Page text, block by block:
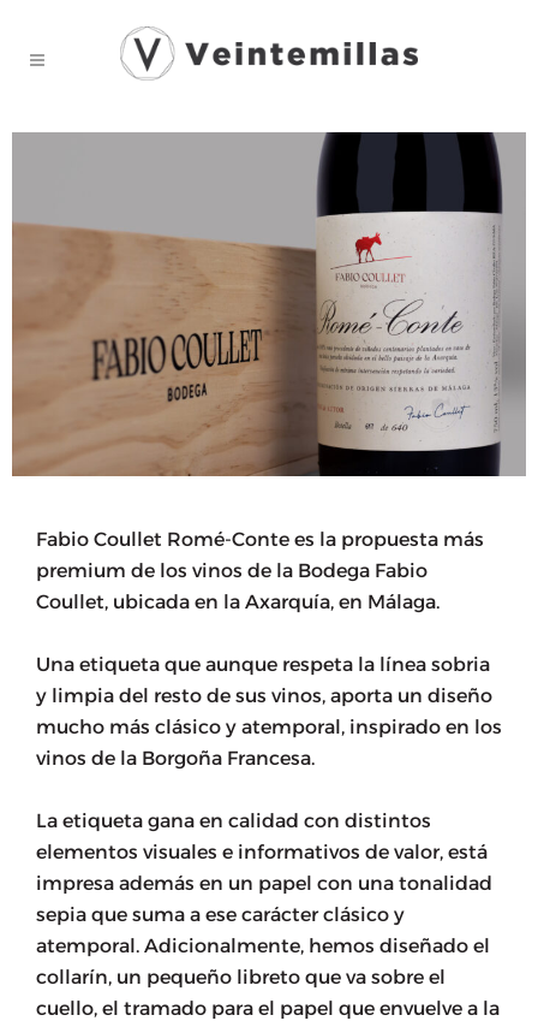
Fabio Coullet Romé-Conte es la propuesta más
premium de los vinos de la Bodega Fabio
Coullet, ubicada en la Axarquía, en Málaga.
Una etiqueta que aunque respeta la línea sobria
y limpia del resto de sus vinos, aporta un diseño
mucho más clásico y atemporal, inspirado en los
vinos de la Borgoña Francesa.
La etiqueta gana en calidad con distintos
elementos visuales e informativos de valor, está
impresa además en un papel con una tonalidad
sepia que suma a ese carácter clásico y
atemporal. Adicionalmente, hemos diseñado el
collarín, un pequeño libreto que va sobre el
cuello, el tramado para el papel que envuelve a la